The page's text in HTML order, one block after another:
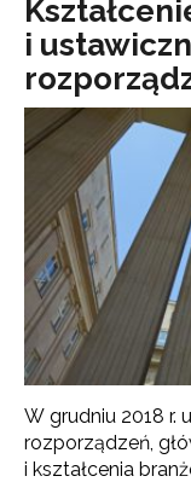
i
W grudniu 2018 r.
rozporządzeń,
i kształcenia